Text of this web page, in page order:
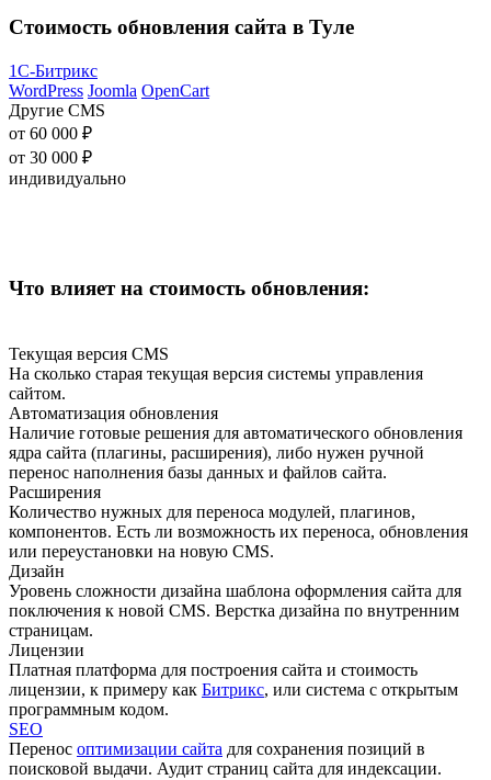
Стоимость обновления сайта в Туле
1С-Битрикс
WordPress Joomla OpenCart
Другие CMS
от 60 000 ₽
от 30 000 ₽
индивидуально
Что влияет на стоимость обновления:
Текущая версия CMS
На сколько старая текущая версия системы управления
сайтом.
Автоматизация обновления
Наличие готовые решения для автоматического обновления
ядра сайта (плагины, расширения), либо нужен ручной
перенос наполнения базы данных и файлов сайта.
Расширения
Количество нужных для переноса модулей, плагинов,
компонентов. Есть ли возможность их переноса, обновления
или переустановки на новую CMS.
Дизайн
Уровень сложности дизайна шаблона оформления сайта для
поключения к новой CMS. Верстка дизайна по внутренним
страницам.
Лицензии
Платная платформа для построения сайта и стоимость
лицензии, к примеру как Битрикс, или система с открытым
программным кодом.
SEO
Перенос оптимизации сайта для сохранения позиций в
поисковой выдачи. Аудит страниц сайта для индексации.